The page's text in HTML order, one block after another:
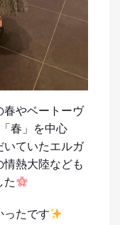
春やベートーヴ
春」を中心
いていたエルガ
熱大陸なども
た
ったです